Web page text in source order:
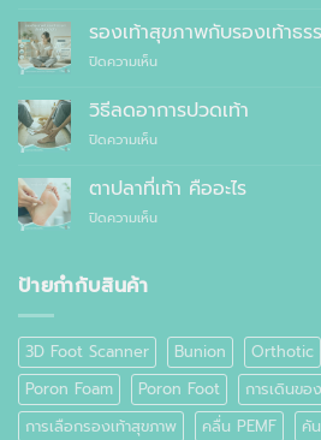
สั่ง
ตัด
รองเท้า
สุขภาพ
สำเร็จรูป
ทั่วไป
สูง
อายุ
ควร
รองเท้า
ไหน
รองเท้าสุขภาพกับรองเท้าธ
ปิดความเห็นบน
สุขภาพ
กับ
รองเท้า
ต่าง
อย่างไร
วิธีลดอาการปวดเท้า
ปิดความเห็นบน
ลด
อาการ
ปวด
ตาปลาที่เท้า คืออะไร
ปิดความเห็นบน
ป้ายกำกับสินค้า
3D Foot Scanner Bunion Orthotic
Poron Foam
Poron Foot
การเดินขอ
การเลือกรองเท้าสุขภาพ
คลื่น PEMF คั